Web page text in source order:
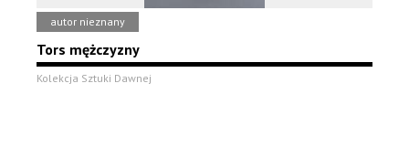
autor nieznany
Tors mężczyzny
Kolekcja Sztuki Dawnej